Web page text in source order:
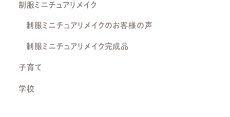
制服ミニチュアリメイク
制服ミニチュアリメイクのお客様の声
制服ミニチュアリメイク完成品
子育て
学校